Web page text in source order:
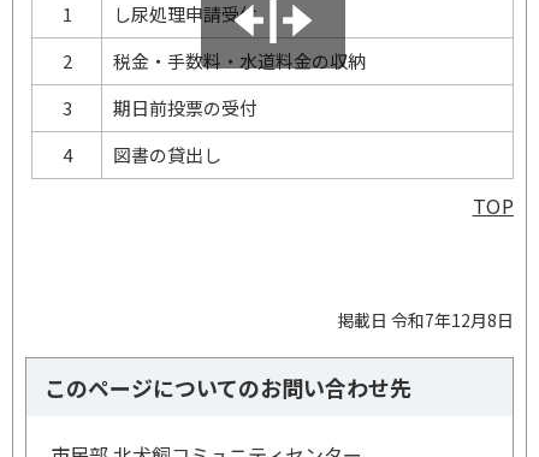
1
し尿処理申請受付
2
税金・手数料・水道料金の収納
3
期日前投票の受付
4
図書の貸出し
TOP
掲載日 令和7年12月8日
このページについてのお問い合わせ先